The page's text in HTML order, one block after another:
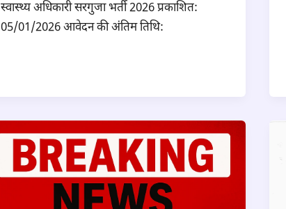
स्वास्थ्य अधिकारी सरगुजा भर्ती 2026 प्रकाशित:
05/01/2026 आवेदन की अंतिम तिथि: